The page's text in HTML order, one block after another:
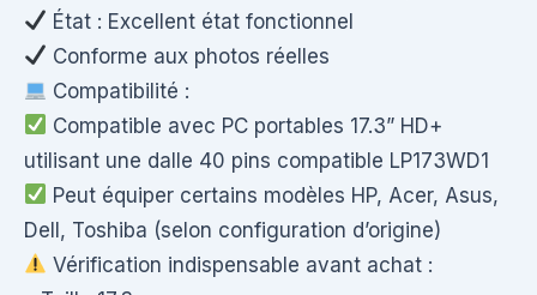
État : Excellent état fonctionnel
Conforme aux photos réelles
Compatibilité :
Compatible avec PC portables 17.3” HD+
utilisant une dalle 40 pins compatible LP173WD1
Peut équiper certains modèles HP, Acer, Asus,
Dell, Toshiba (selon configuration d’origine)
Vérification indispensable avant achat :